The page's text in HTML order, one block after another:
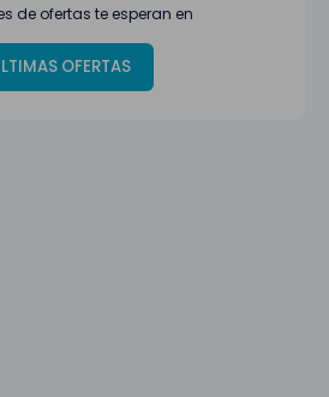
de ofertas te esperan en
OFERTAS